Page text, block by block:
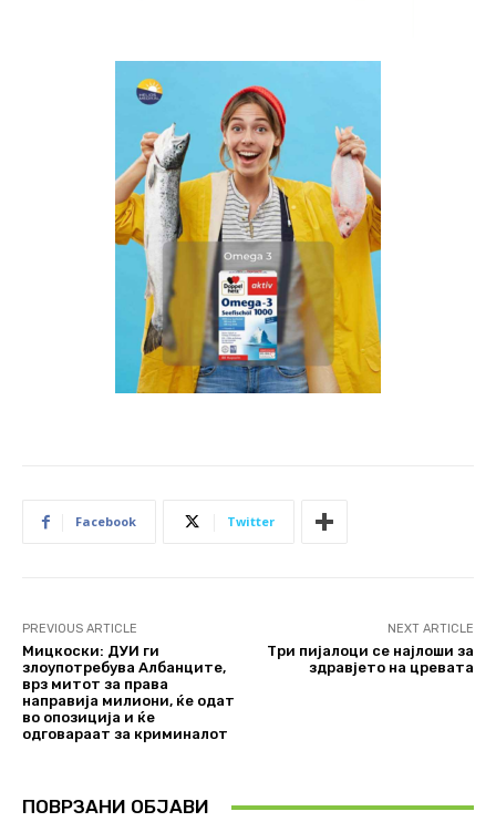
Facebook Twitter
PREVIOUS ARTICLE
Мицкоски: ДУИ ги
злоупотребува Албанците,
врз митот за права
направија милиони, ќе одат
во опозиција и ќе
одговараат за криминалот
NEXT ARTICLE
Три пијалоци се најлоши за
здравјето на цревата
ПОВРЗАНИ ОБЈАВИ